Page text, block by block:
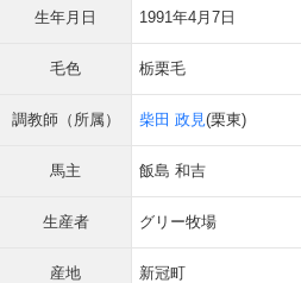
生年月日 1991年4月7日
毛色 栃栗毛
調教師（所属） 柴田 政見(栗東)
馬主 飯島 和吉
生産者 グリー牧場
産地 新冠町